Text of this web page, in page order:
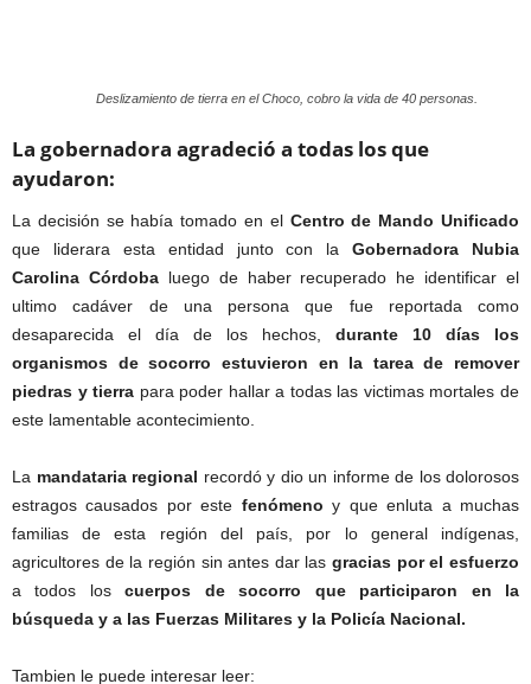
Deslizamiento de tierra en el Choco, cobro la vida de 40 personas.
La gobernadora agradeció a todas los que
ayudaron:
La decisión se había tomado en el Centro de Mando Unificado
que liderara esta entidad junto con laGobernadora Nubia
Carolina Córdobaluego de haber recuperado he identificar el
ultimo cadáver de una persona que fue reportada como
desaparecida el día de los hechos, durante 10 días los
organismos de socorro estuvieron en la tarea de remover
piedras y tierra para poder hallar a todas las victimas mortales de
este lamentable acontecimiento.
La mandataria regional recordó y dio un informe de los dolorosos
estragos causados por este fenómeno y que enluta a muchas
familias de esta región del país, por lo general indígenas,
agricultores de la región sin antes dar las gracias por el esfuerzo
a todos loscuerpos de socorro que participaron en la
búsqueda y a las Fuerzas Militares y la Policía Nacional.
Tambien le puede interesar leer: